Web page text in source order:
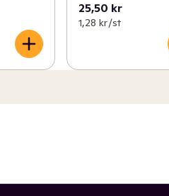
25,50 kr
1,28 kr /st